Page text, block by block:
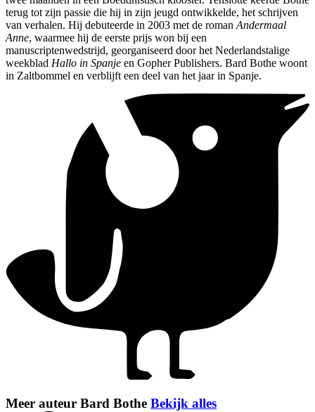
terug tot zijn passie die hij in zijn jeugd ontwikkelde, het schrijven
van verhalen. Hij debuteerde in 2003 met de roman Andermaal
Anne, waarmee hij de eerste prijs won bij een
manuscriptenwedstrijd, georganiseerd door het Nederlandstalige
weekblad Hallo in Spanje en Gopher Publishers. Bard Bothe woont
in Zaltbommel en verblijft een deel van het jaar in Spanje.
Meer auteur Bard Bothe Bekijk alles